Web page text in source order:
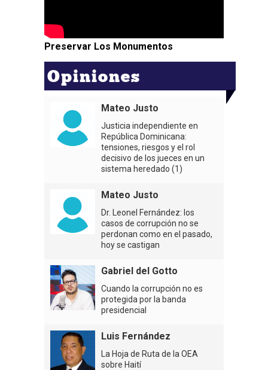
Preservar Los Monumentos
Opiniones
Mateo Justo
Justicia independiente en
República Dominicana:
tensiones, riesgos y el rol
decisivo de los jueces en un
sistema heredado (1)
Mateo Justo
Dr. Leonel Fernández: los
casos de corrupción no se
perdonan como en el pasado,
hoy se castigan
Gabriel del Gotto
Cuando la corrupción no es
protegida por la banda
presidencial
Luis Fernández
La Hoja de Ruta de la OEA
sobre Haití